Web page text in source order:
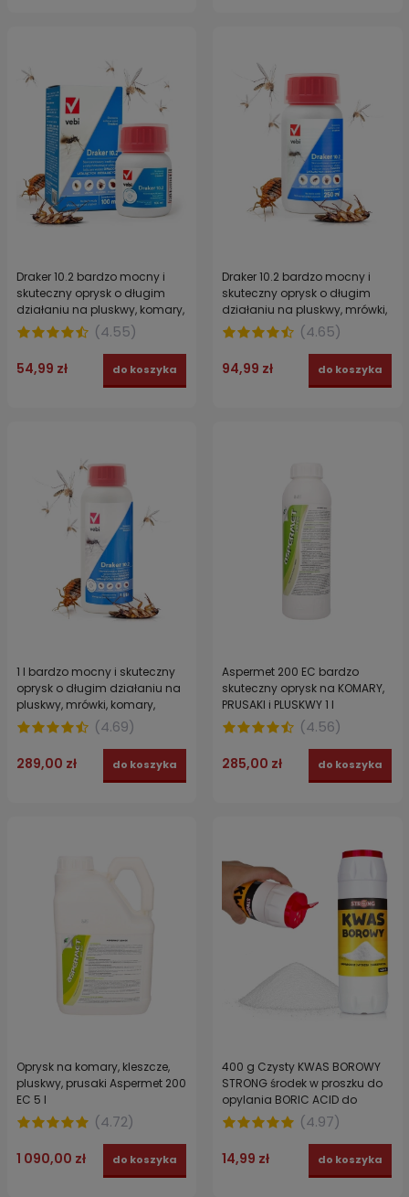
Draker 10.2 bardzo mocny i
skuteczny oprysk o długim
działaniu na pluskwy, komary,
kleszcze, pchły, karaluchy 100
ml
(4.55)
54,99 zł do koszyka
Draker 10.2 bardzo mocny i
skuteczny oprysk o długim
działaniu na pluskwy, mrówki,
komary, kleszcze, osy 250 ml
(4.65)
94,99 zł do koszyka
1 l bardzo mocny i skuteczny
oprysk o długim działaniu na
pluskwy, mrówki, komary,
kleszcze, osy Draker 10.2
(4.69)
289,00 zł do koszyka
Aspermet 200 EC bardzo
skuteczny oprysk na KOMARY,
PRUSAKI i PLUSKWY 1 l
(4.56)
285,00 zł do koszyka
Oprysk na komary, kleszcze,
pluskwy, prusaki Aspermet 200
EC 5 l
(4.72)
1 090,00 zł do koszyka
400 g Czysty KWAS BOROWY
STRONG środek w proszku do
opylania BORIC ACID do
zabezpieczania pomieszczeń
(4.97)
14,99 zł do koszyka